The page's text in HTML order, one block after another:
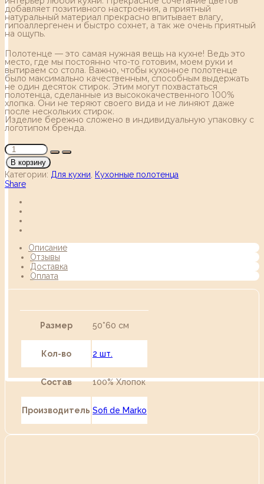
добавляет позитивного настроения, а приятный
натуральный материал прекрасно впитывает влагу,
гипоаллергенен и быстро сохнет, а так же очень приятный
на ощупь.
Полотенце — это самая нужная вещь на кухне! Ведь это
место, где мы постоянно что-то готовим, моем руки и
вытираем со стола. Важно, чтобы кухонное полотенце
было максимально качественным, способным выдержать
не один десяток стирок. Этим могут похвастаться
полотенца, сделанные из высококачественного 100%
хлопка. Они не теряют своего вида и не линяют даже
после нескольких стирок.
Изделие бережно сложено в индивидуальную упаковку с
логотипом бренда.
В корзину
Категории: Для кухни
Кухонные полотенца
Share
Описание
Отзывы
Доставка
Оплата
Размер 50*60 см
Кол-во 2 шт.
Состав 100% Хлопок
Производитель Sofi de Marko